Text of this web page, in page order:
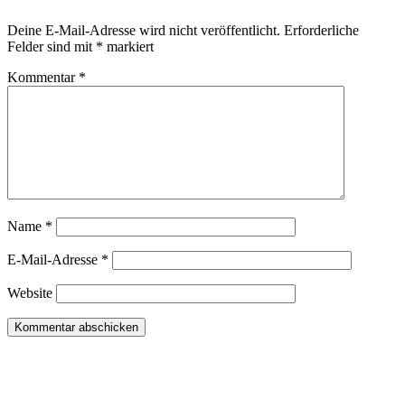
Deine E-Mail-Adresse wird nicht veröffentlicht. Erforderliche
Felder sind mit * markiert
Kommentar *
Name *
E-Mail-Adresse *
Website